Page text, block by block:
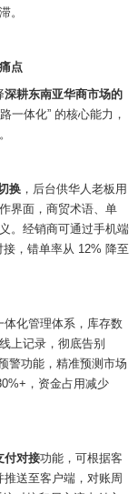
。
点
深耕东南亚华商市场的
一体化” 的核心能力，
换，后台供华人老板用
界面，商贸术语、单
。经销商可通过手机端
，错单率从 12% 降至
体化管理体系，库存数
上记录，彻底告别
警功能，精准预测市场
，资金占用减少
付对接功能，可根据客
送至客户端，对账周